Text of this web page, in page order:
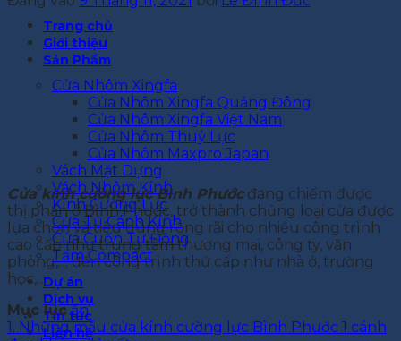
Trang chủ
Giới thiệu
Sản Phẩm
Cửa Nhôm Xingfa
Cửa Nhôm Xingfa Quảng Đông
Cửa Nhôm Xingfa Việt Nam
Cửa Nhôm Thuỷ Lực
Cửa Nhôm Maxpro Japan
Vách Mặt Dựng
Vách Nhôm Kính
Kính Cường Lực
Cửa Tủ Cánh Kính
Cửa Cuốn Tự Động
Tấm Compact
Dự án
Dịch vụ
Tin tức
Liên hệ
Cửa kính cường lực Bình Phướcđang chiếm được
thị phần ở Bình Phước, trở thành chủng loại cửa được
lựa chọn và tiêu dùng rộng rãi cho nhiều công trình
cao cấp như trung tâm thương mại, công ty, văn
phòng,… đến công trình thứ cấp như nhà ở, trường
học,…
Mục lục ẩn
1. Những mẫu cửa kính cường lực Bình Phước 1 cánh